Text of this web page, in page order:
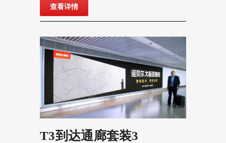
查看详情
T3到达通廊套装3